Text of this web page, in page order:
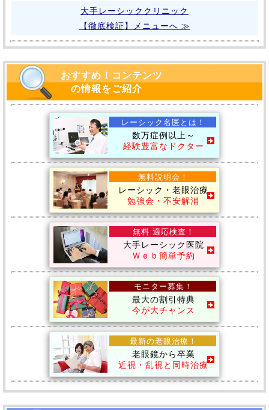
大手レーシッククリニック
【徹底検証】メニューへ ≫
おすすめ！コンテンツ
の情報をご紹介
レーシック名医とは！
数万症例以上～
経験豊富なドクター
無料説明会！
レーシック・老眼治療
勉強会・不安解消
無料 適応検査！
大手レーシック医院
Ｗｅｂ簡単予約
モニター募集！
最大の割引特典
今が大チャンス
最新の老眼治療！
老眼鏡から卒業
近視・乱視と同時治療